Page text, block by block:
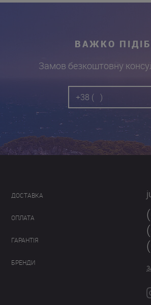
ВАЖКО
Замов безкоштовну
ДОСТАВКА
ОПЛАТА
ГАРАНТІЯ
БРЕНДИ